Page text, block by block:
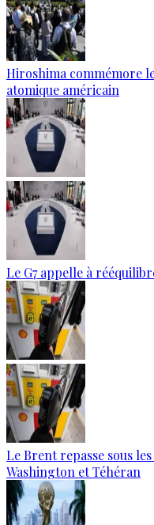
Hiroshima commémore
atomique américain
Le G7 appelle à
Le Brent repasse sous
Washington et Téhéran